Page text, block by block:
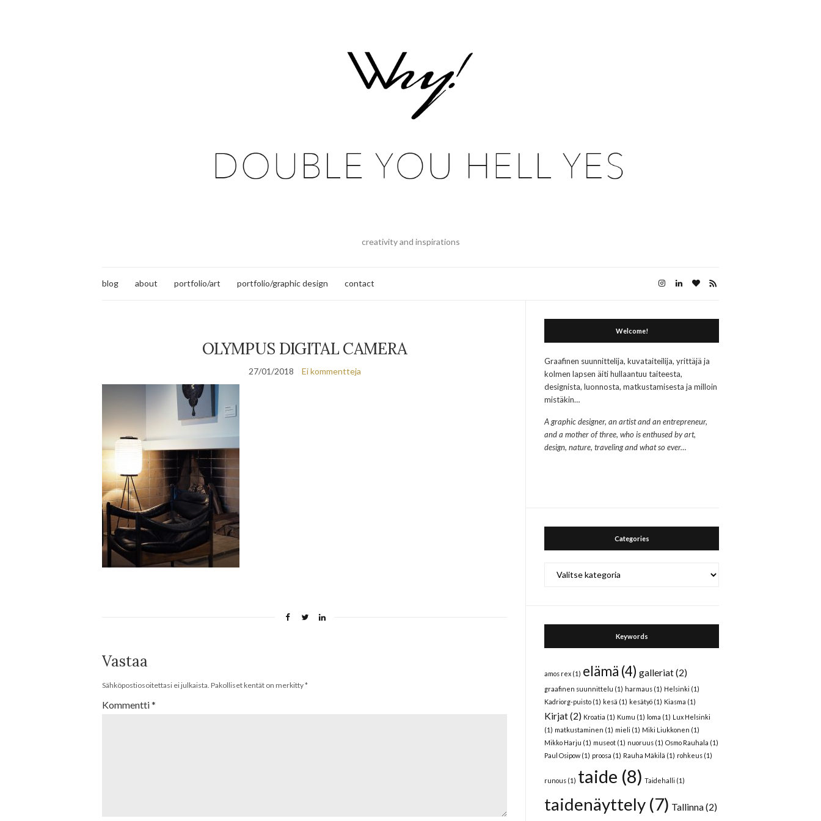
creativity and inspirations
blog about portfolio/art portfolio/graphic design contact
OLYMPUS DIGITAL CAMERA
27/01/2018 Ei kommentteja
Vastaa
Sähköpostiosoitettasi ei julkaista. Pakolliset kentät on merkitty*
Kommentti*
Welcome!
Graafinen suunnittelija, kuvataiteilija, yrittäjä ja
kolmen lapsen äiti hullaantuu taiteesta,
designista, luonnosta, matkustamisesta ja milloin
mistäkin…
A graphic designer, an artist and an entrepreneur,
and a mother of three, who is enthused by art,
design, nature, traveling and what so ever…
Categories
Keywords
amos rex (1) elämä (4) galleriat(2)
graafinen suunnittelu (1) harmaus (1) Helsinki (1)
Kadriorg-puisto (1) kesä (1) kesätyö (1) Kiasma (1)
Kirjat(2) Kroatia (1) Kumu (1) loma (1) Lux Helsinki
(1) matkustaminen (1) mieli (1) Miki Liukkonen (1)
Mikko Harju (1) museot (1) nuoruus (1) Osmo Rauhala (1)
Paul Osipow (1) proosa (1) Rauha Mäkilä (1) rohkeus (1)
runous (1) taide (8) Taidehalli (1)
taidenäyttely (7) Tallinna(2)